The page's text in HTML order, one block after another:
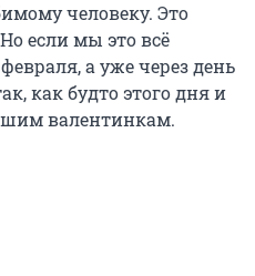
человеку. Это
если мы это всё
а уже через день
как будто этого дня и
валентинкам.